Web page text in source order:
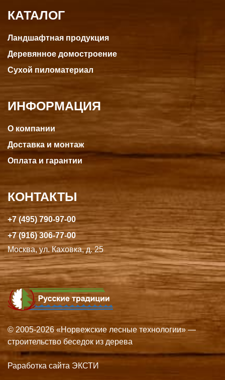
КАТАЛОГ
Ландшафтная продукция
Деревянное домостроение
Сухой пиломатериал
ИНФОРМАЦИЯ
О компании
Доставка и монтаж
Оплата и гарантии
КОНТАКТЫ
+7 (495) 790-97-00
+7 (916) 306-77-00
Москва, ул. Каховка, д. 25
© 2005-2026 «Норвежские лесные технологии» —
строительство беседок из дерева
Раработка сайта ЭКСТИ